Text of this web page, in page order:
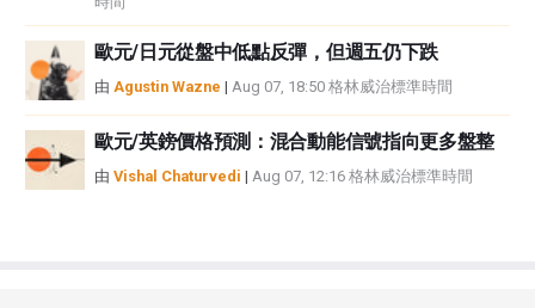
歐元/日元從盤中低點反彈，但週五仍下跌
由 Agustin Wazne | Aug 07, 18:50 格林威治標準時間
歐元/英鎊價格預測：混合動能信號指向更多盤整
由 Vishal Chaturvedi | Aug 07, 12:16 格林威治標準時間